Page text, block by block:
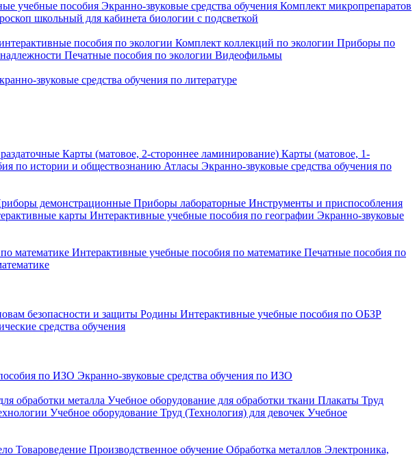
учебные пособия Экранно-звуковые средства обучения Комплект микропрепаратов
школьный для кабинета биологии с подсветкой
пособия по экологии Комплект коллекций по экологии Приборы по
Печатные пособия по экологии Видеофильмы
звуковые средства обучения по литературе
Карты (матовое, 2-стороннее ламинирование) Карты (матовое, 1-
по истории и обществознанию Атласы Экранно-звуковые средства обучения по
демонстрационные Приборы лабораторные Инструменты и приспособления
карты Интерактивные учебные пособия по географии Экранно-звуковые
математике Интерактивные учебные пособия по математике Печатные пособия по
безопасности и защиты Родины Интерактивные учебные пособия по ОБЗР
средства обучения
по ИЗО Экранно-звуковые средства обучения по ИЗО
обработки металла Учебное оборудование для обработки ткани Плакаты Труд
Учебное оборудование Труд (Технология) для девочек Учебное
Товароведение Производственное обучение Обработка металлов Электроника,